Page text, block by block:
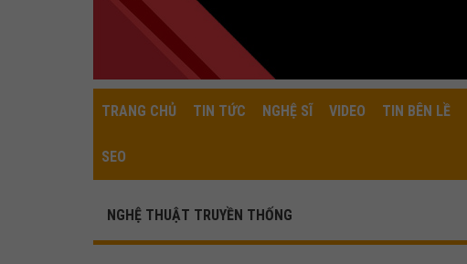
TRANG CHỦ TIN TỨC NGHỆ SĨ VIDEO TIN BÊN LỀ
SEO
NGHỆ THUẬT TRUYỀN THỐNG